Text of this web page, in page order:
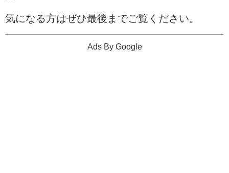
気になる方はぜひ最後までご覧ください。
Ads By Google